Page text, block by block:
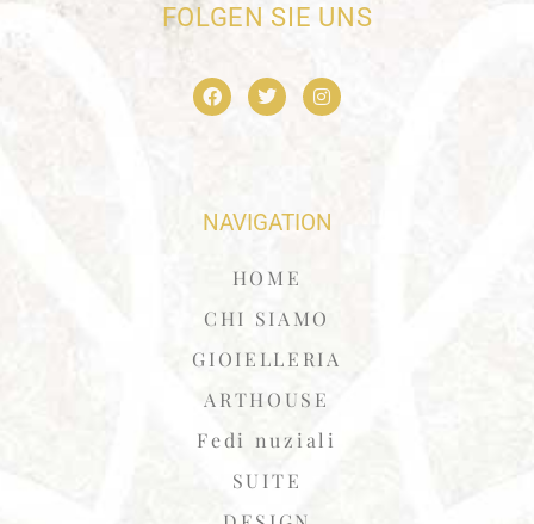
FOLGEN SIE UNS
NAVIGATION
HOME
CHI SIAMO
GIOIELLERIA
ARTHOUSE
Fedi nuziali
SUITE